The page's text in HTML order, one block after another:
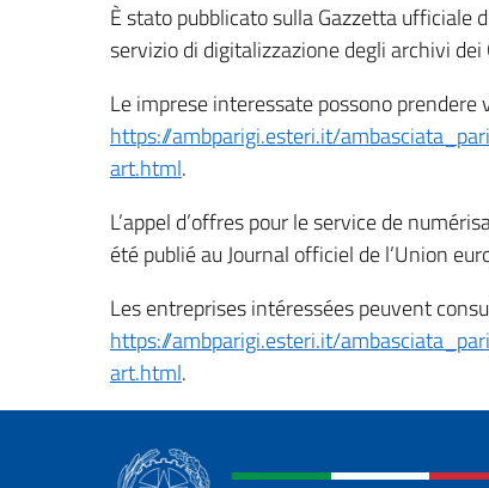
È stato pubblicato sulla Gazzetta ufficiale
servizio di digitalizzazione degli archivi
Le imprese interessate possono
https://ambparigi.esteri.it/
art.html.
L’appel d’offres pour le service de
été publié au Journal officiel de l’Union
Les entreprises intéressées peuvent
https://ambparigi.esteri.it/
art.html.